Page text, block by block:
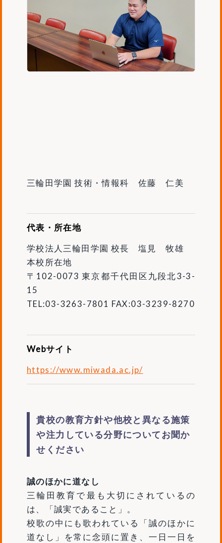
三輪田学園 技術・情報科 佐藤 仁美
代表・所在地
学校法人三輪田学園 校長 塩見 牧雄
本校所在地
〒102-0073 東京都千代田区九段北3-3-
15
TEL:03-3263-7801 FAX:03-3239-8270
Webサイト
https://www.miwada.ac.jp/
貴校の教育方針や他校と異なる施策
や注力している分野についてお聞か
せください
誠のほかに道なし
三輪田教育で最も大切にされているの
は、「誠実であること」。
校歌の中にも歌われている「誠のほかに
道なし」を常に念頭に置き、一日一日を